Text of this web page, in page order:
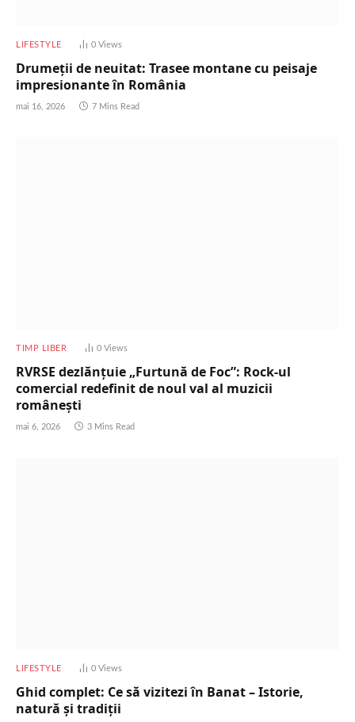
LIFESTYLE 0 Views
Drumeții de neuitat: Trasee montane cu peisaje
impresionante în România
mai 16, 2026 7 Mins Read
TIMP LIBER 0 Views
RVRSE dezlănțuie „Furtună de Foc”: Rock-ul
comercial redefinit de noul val al muzicii
românești
mai 6, 2026 3 Mins Read
LIFESTYLE 0 Views
Ghid complet: Ce să vizitezi în Banat – Istorie,
natură și tradiții